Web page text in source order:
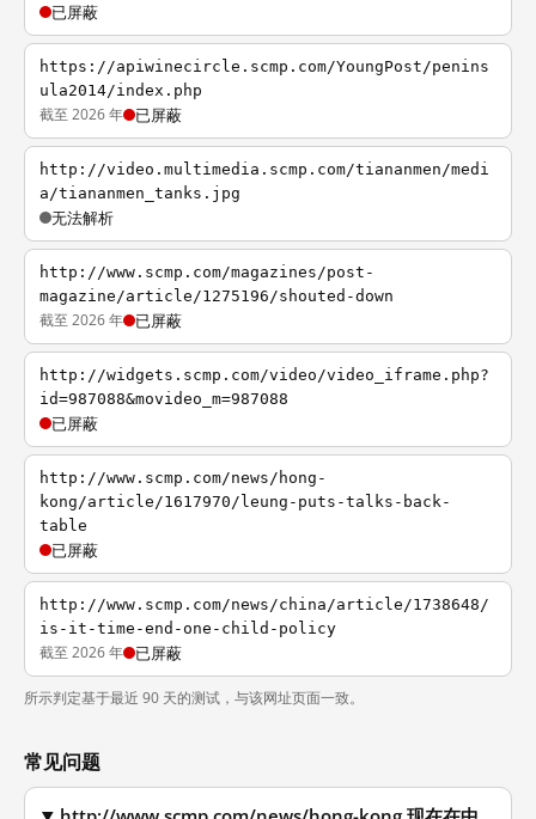
已屏蔽
https://apiwinecircle.scmp.com/YoungPost/penins
ula2014/index.php
截至 2026 年 已屏蔽
http://video.multimedia.scmp.com/tiananmen/medi
a/tiananmen_tanks.jpg
无法解析
http://www.scmp.com/magazines/post-
magazine/article/1275196/shouted-down
截至 2026 年 已屏蔽
http://widgets.scmp.com/video/video_iframe.php?
id=987088&movideo_m=987088
已屏蔽
http://www.scmp.com/news/hong-
kong/article/1617970/leung-puts-talks-back-
table
已屏蔽
http://www.scmp.com/news/china/article/1738648/
is-it-time-end-one-child-policy
截至 2026 年 已屏蔽
所示判定基于最近 90 天的测试，与该网址页面一致。
常见问题